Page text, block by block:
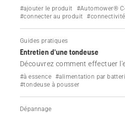
problèmes de connexion mobile
tondeuses Automower®.
#ajouter le produit
#Automower®
#connecter au produit
#connectivité
Guides pratiques
Entretien d'une tondeuse
Découvrez comment effectuer
tondeuse.
#à essence #alimentation par
#tondeuse à pousser
Dépannage